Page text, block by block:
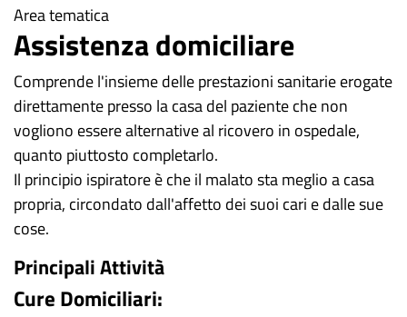
Area tematica
Assistenza domiciliare
Comprende l'insieme delle prestazioni sanitarie erogate
direttamente presso la casa del paziente che non
vogliono essere alternative al ricovero in ospedale,
quanto piuttosto completarlo.
Il principio ispiratore è che il malato sta meglio a casa
propria, circondato dall'affetto dei suoi cari e dalle sue
cose.
Principali Attività
Cure Domiciliari: